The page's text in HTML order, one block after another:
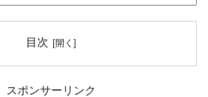
目次
スポンサーリンク